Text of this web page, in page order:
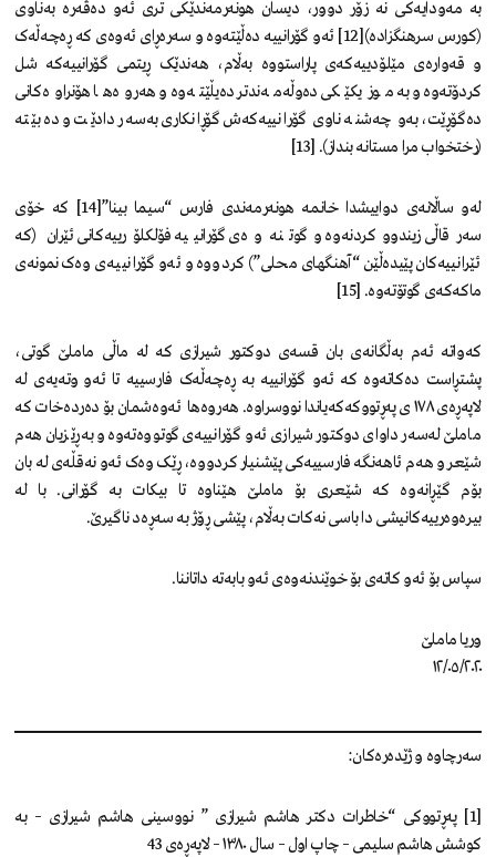
بە مەودایەکی نە زۆر دوور، دیسان هونەرمەندێکی تری ئەو دەڤەرە بەناوی
(کورس سرهنگزادە)[12] ئەو گۆرانییە دەڵێتەوە و سەرەڕای ئەوەی کە ڕەچەڵەک
و قەوارەی مێلۆدییەکەی پاراستووە بەڵام، هەندێک ڕیتمی گۆرانییەکە شل
کردۆتەوە و بە موزیکێکی دەوڵەمەندتر دەیڵێتەوە و هەروەها هۆنراوەکانی
دەگۆڕێت، بەو چەشنە ناوی گۆرانییەکەش گۆڕانکاری بەسەر دادێت و دەبێتە
(رختخواب مرا مستانە بنداز). [13]
لەو ساڵانەی دواییشدا خانمە هونەرمەندی فارس “سیما بینا”[14] کە خۆی
سەرقاڵی زیندووکردنەوە و گوتنەوەی گۆرانییە فۆلکلۆرییەکانی ئێران (کە
ئێرانییەکان پێیدەڵێن “آهنگهای محلی”) کردووە و ئەو گۆرانییەی وەک نمونەی
ماکەکەی گوتۆتەوە. [15]
کەواتە ئەم بەڵگانەی بان قسەی دوکتور شیرازی کە لە ماڵی ماملێ گوتی،
پشتڕاست دەکاتەوە کە ئەو گۆرانییە بە ڕەچەڵەک فارسییە تا ئەو وتەیەی لە
لاپەڕەی ١٧٨ ی پەڕتووکەکەیاندا نووسراوە. هەروەها ئەوەشمان بۆ دەردەخات کە
ماملێ لەسەر داوای دوکتور شیرازی ئەو گۆرانییەی گوتووەتەوە و بەڕێزیان هەم
شێعر و هەم ئاهەنگە فارسییەکی پێشنیار کردووە، ڕێک وەک ئەو نەقڵەی لە بان
بۆم گێڕانەوە کە شێعری بۆ ماملێ هێناوە تا بیکات بە گۆرانی. با لە
بیرەوەرییەکانیشی دا باسی نەکات بەڵام، پێشی ڕۆژ بە سەڕەد ناگیرێ.
سپاس بۆ ئەو کاتەی بۆ خوێندنەوەی ئەو بابەتە داتاننا.
وریا ماملێ
١٢/٠٥/٢٠٢٠
سەرچاوە و ژێدەرەکان:
[1] پەڕتووکی “خاطرات دکتر هاشم شیرازی ” نووسینی هاشم شیرازی – بە
کوشش هاشم سلیمی – چاپ اول – سال ١٣٨٠ – لاپەڕەی 43